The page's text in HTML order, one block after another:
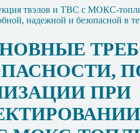
твэлов и ТВС с МОКС-
надежной и безопасной в
ПРИ